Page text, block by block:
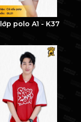
polo A1 - K37